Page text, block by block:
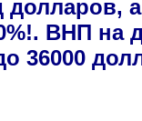
долларов,
ВНП на
36000